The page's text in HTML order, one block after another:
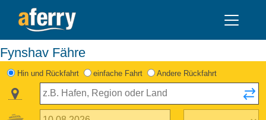
Fynshav Fähre
Hin und Rückfahrt einfache Fahrt Andere Rückfahrt